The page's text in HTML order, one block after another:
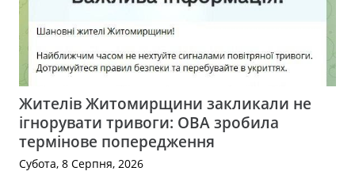
Жителів Житомирщини закликали не
ігнорувати тривоги: ОВА зробила
термінове попередження
Субота, 8 Серпня, 2026